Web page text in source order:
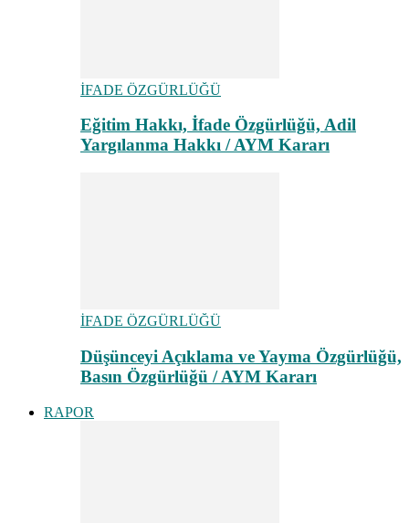
İFADE ÖZGÜRLÜĞÜ
Eğitim Hakkı, İfade Özgürlüğü, Adil
Yargılanma Hakkı / AYM Kararı
İFADE ÖZGÜRLÜĞÜ
Düşünceyi Açıklama ve Yayma Özgürlüğü,
Basın Özgürlüğü / AYM Kararı
RAPOR